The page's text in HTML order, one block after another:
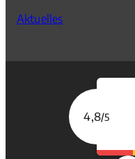
Aktuelles
4,8/5